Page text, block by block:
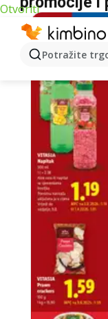
Otvoriti
Potražite